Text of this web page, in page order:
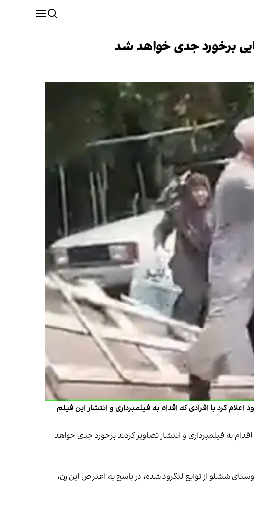
برخورد جدی خواهد شد
کرد با افرادی که اقدام به فیلمبرداری و انتشار این فیلم
به فیلمبرداری و انتشار تصاویر کردند برخورد جدی خواهد
ششلو از توابع لنگرود شده، در پاسخ به اعتراض این زن،